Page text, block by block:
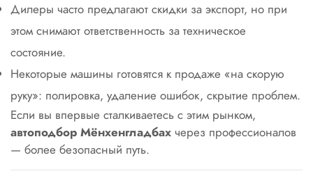
Дилеры часто предлагают скидки за экспорт, но при
этом снимают ответственность за техническое
состояние.
Некоторые машины готовятся к продаже «на скорую
руку»: полировка, удаление ошибок, скрытие проблем.
Если вы впервые сталкиваетесь с этим рынком,
автоподбор Мёнхенгладбах через профессионалов
— более безопасный путь.